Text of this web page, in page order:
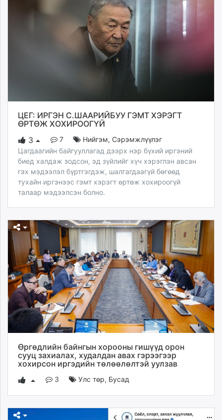
tac.mn
unread.today
ЦЕГ: ИРГЭН С.ШААРИЙБУУ ГЭМТ ХЭРЭГТ
ӨРТӨЖ ХОХИРООГҮЙ
3
7 Нийгэм, Сэрэмжлүүлэг
Цагдаагийн байгууллагад дээрх нэр бүхий иргэний
биед халдаж зодсон, эд зүйлийг хүч хэрэглэн авсан
гэх мэдээлэл бүртгэгдэж, шалгагдаагүй бөгөөд
тухайн иргэнээс гэмт хэрэгт өртөж хохироогүй
талаар мэдээлсэн болно.
Өргөдлийн байнгын хорооны гишүүд орон
сууц захиалах, худалдан авах гэрээгээр
хохирсон иргэдийн төлөөлөлтэй уулзав
3 Улс төр, Бусад